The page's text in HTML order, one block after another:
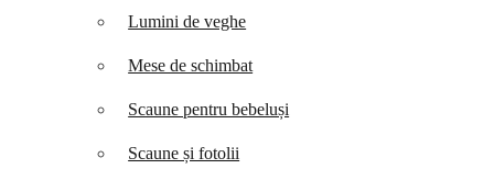
Lumini de veghe
Mese de schimbat
Scaune pentru bebeluși
Scaune și fotolii